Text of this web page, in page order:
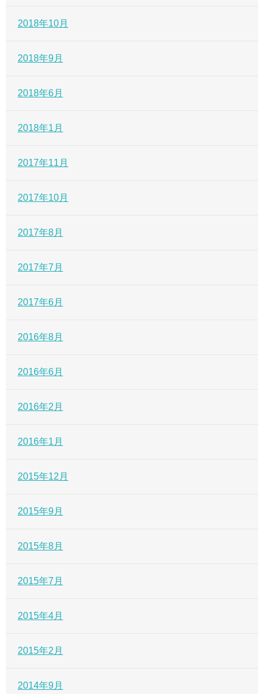
2018年10月
2018年9月
2018年6月
2018年1月
2017年11月
2017年10月
2017年8月
2017年7月
2017年6月
2016年8月
2016年6月
2016年2月
2016年1月
2015年12月
2015年9月
2015年8月
2015年7月
2015年4月
2015年2月
2014年9月